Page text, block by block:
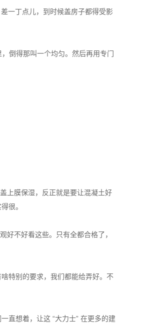
一丁点儿，到时候盖房子都得受影
倒得那叫一个均匀。然后再用专门
上膜保湿，反正就是要让混凝土好
很。
不好看这些。只有全都合格了，
特别的要求，我们都能给弄好。不
直想着，让这 “大力士” 在更多的建